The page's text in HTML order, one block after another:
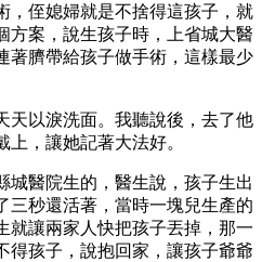
，侄媳婦就是不捨得這孩子，就
方案，說生孩子時，上省城大醫
著臍帶給孩子做手術，這樣最少
天以淚洗面。我聽說後，去了他
，讓她記著大法好。
城醫院生的，醫生說，孩子生出
三秒還活著，當時一塊兒生產的
就讓兩家人快把孩子丟掉，那一
得孩子，說抱回家，讓孩子爺爺